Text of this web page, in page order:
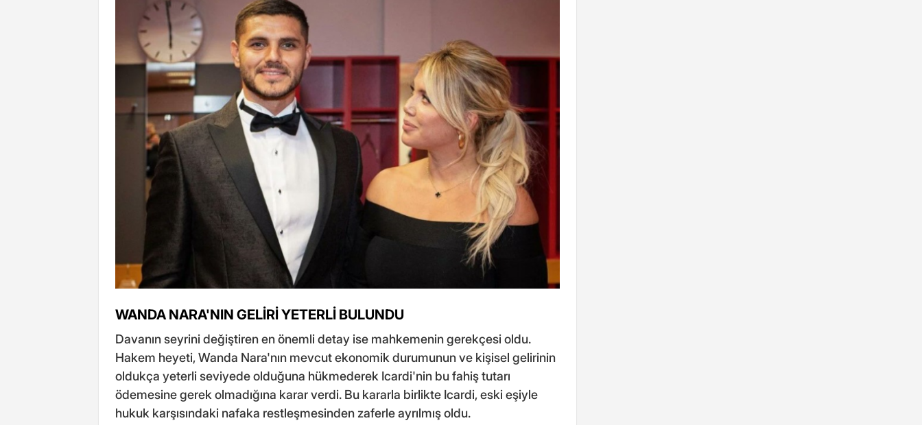
WANDA NARA'NIN GELİRİ YETERLİ BULUNDU
Davanın seyrini değiştiren en önemli detay ise mahkemenin gerekçesi oldu.
Hakem heyeti, Wanda Nara'nın mevcut ekonomik durumunun ve kişisel gelirinin
oldukça yeterli seviyede olduğuna hükmederek Icardi'nin bu fahiş tutarı
ödemesine gerek olmadığına karar verdi. Bu kararla birlikte Icardi, eski eşiyle
hukuk karşısındaki nafaka restleşmesinden zaferle ayrılmış oldu.